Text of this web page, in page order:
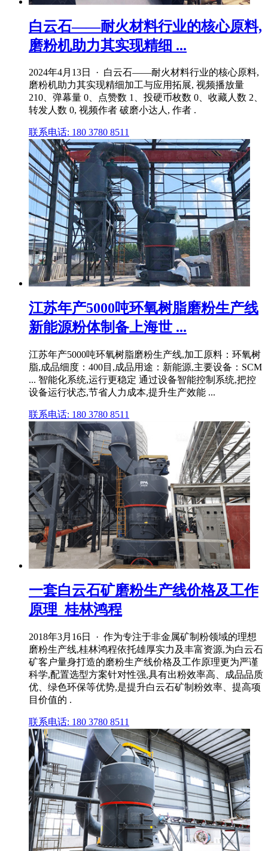
白云石——耐火材料行业的核心原料,
磨粉机助力其实现精细 ...
2024年4月13日 · 白云石——耐火材料行业的核心原料,
磨粉机助力其实现精细加工与应用拓展, 视频播放量
210、弹幕量 0、点赞数 1、投硬币枚数 0、收藏人数 2、
转发人数 0, 视频作者 破磨小达人, 作者 .
联系电话: 180 3780 8511
江苏年产5000吨环氧树脂磨粉生产线
新能源粉体制备上海世 ...
江苏年产5000吨环氧树脂磨粉生产线,加工原料：环氧树
脂,成品细度：400目,成品用途：新能源,主要设备：SCM
... 智能化系统,运行更稳定 通过设备智能控制系统,把控
设备运行状态,节省人力成本,提升生产效能 ...
联系电话: 180 3780 8511
一套白云石矿磨粉生产线价格及工作
原理_桂林鸿程
2018年3月16日 · 作为专注于非金属矿制粉领域的理想
磨粉生产线,桂林鸿程依托雄厚实力及丰富资源,为白云石
矿客户量身打造的磨粉生产线价格及工作原理更为严谨
科学,配置选型方案针对性强,具有出粉效率高、成品品质
优、绿色环保等优势,是提升白云石矿制粉效率、提高项
目价值的 .
联系电话: 180 3780 8511